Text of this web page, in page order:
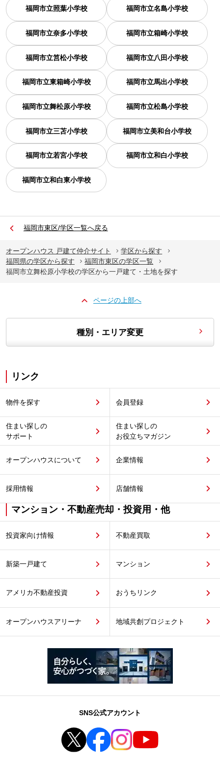
福岡市立照葉小学校 福岡市立名島小学校
福岡市立奈多小学校 福岡市立箱崎小学校
福岡市立筥松小学校 福岡市立八田小学校
福岡市立東箱崎小学校 福岡市立馬出小学校
福岡市立舞松原小学校 福岡市立松島小学校
福岡市立三苫小学校 福岡市立美和台小学校
福岡市立若宮小学校 福岡市立和白小学校
福岡市立和白東小学校
福岡市東区/学区一覧へ戻る
オープンハウス 戸建て仲介サイト
学区から探す
福岡県の学区から探す
福岡市東区の学区一覧
福岡市立舞松原小学校の学区から一戸建て・土地を探す
ページの上部へ
種別・エリア変更
リンク
物件を探す 会員登録
住まい探しの
サポート
住まい探しの
お役立ちマガジン
オープンハウスについて 企業情報
採用情報 店舗情報
マンション・不動産売却・投資用・他
投資家向け情報 不動産買取
新築一戸建て マンション
アメリカ不動産投資 おうちリンク
オープンハウスアリーナ 地域共創プロジェクト
SNS公式アカウント